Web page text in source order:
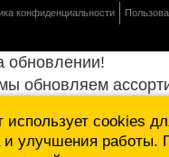
конфиденциальности
cookies
и улучшения работы.
обновлении!
обновляем
присылайте ваши